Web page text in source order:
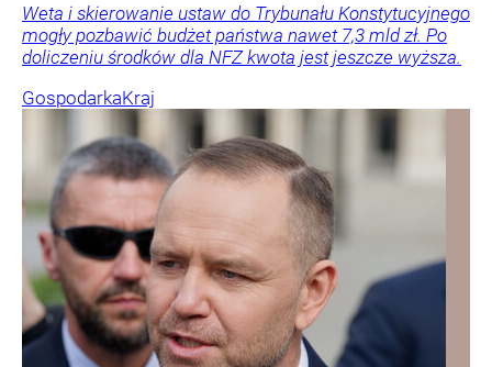
Weta i skierowanie ustaw do Trybunału Konstytucyjnego
mogły pozbawić budżet państwa nawet 7,3 mld zł. Po
doliczeniu środków dla NFZ kwota jest jeszcze wyższa.
GospodarkaKraj